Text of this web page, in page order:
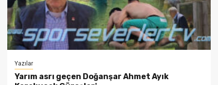
Yazılar
Yarım asrı geçen Doğanşar Ahmet Ayık